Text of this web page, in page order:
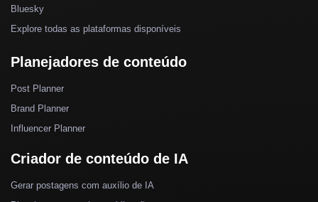
Bluesky
Explore todas as plataformas disponíveis
Planejadores de conteúdo
Post Planner
Brand Planner
Influencer Planner
Criador de conteúdo de IA
Gerar postagens com auxílio de IA